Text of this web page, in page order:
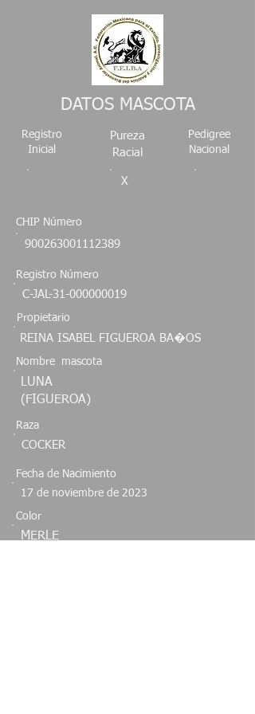
DATOS MASCOTA
Registro
Inicial
Pureza
Racial
X
Pedigree
Nacional
CHIP Número
900263001112389
Registro Número
C-JAL-31-000000019
Propietario
REINA ISABEL FIGUEROA BA�OS
Nombre mascota
LUNA
(FIGUEROA)
Raza
COCKER
Fecha de Nacimiento
17 de noviembre de 2023
Color
MERLE